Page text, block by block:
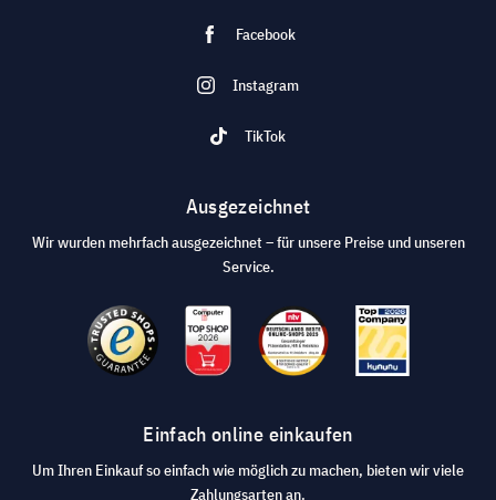
Facebook
Instagram
TikTok
Ausgezeichnet
Wir wurden mehrfach ausgezeichnet – für unsere Preise und unseren
Service.
Einfach online einkaufen
Um Ihren Einkauf so einfach wie möglich zu machen, bieten wir viele
Zahlungsarten an.